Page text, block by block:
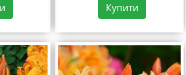
Купити